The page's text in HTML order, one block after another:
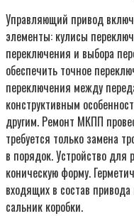
Управляющий привод
элементы: кулисы
переключения и выбора
обеспечить точное
переключения между
конструктивным
другим. Ремонт МКПП
требуется только замена
в порядок. Устройство для
коническую форму.
входящих в состав
сальник коробки.